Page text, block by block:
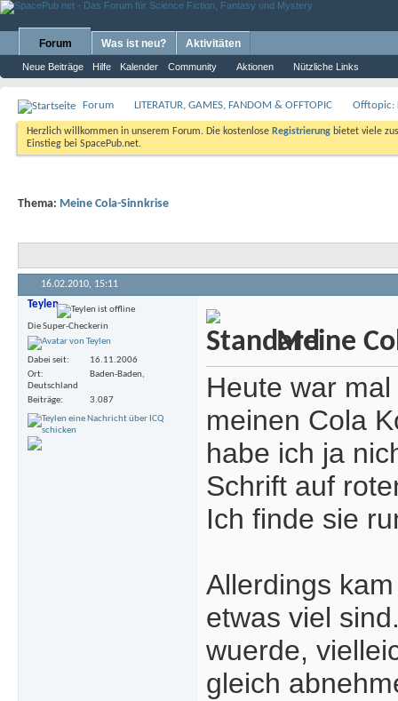
Forum
Neue Beiträge Hilfe Kalender Community Aktionen Nützliche Links
Was ist neu? Aktivitäten
Forum LITERATUR, GAMES, FANDOM & OFFTOPIC Offtopic:
Herzlich willkommen in unserem Forum. Die kostenlose Registrierung bietet viele
Einstieg bei SpacePub.net.
Thema: Meine Cola-Sinnkrise
16.02.2010, 15:11
Teylen
Die Super-Checkerin
Dabei seit
16.11.2006
Ort
Baden-Baden,
Deutschland
Beiträge
3.087
Meine
Heute war
meinen Cola
habe ich ja
Schrift auf
Ich finde sie
Allerdings
etwas viel
wuerde,
gleich